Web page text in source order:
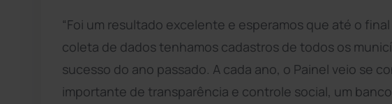
“Foi um resultado excelente e esperamos que até o
coleta de dados tenhamos cadastros de todos os
sucesso do ano passado. A cada ano, o Painel veio se
importante de transparência e controle social, um